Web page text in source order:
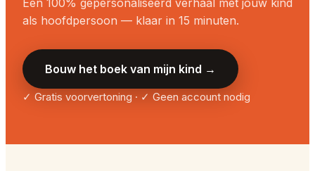
Een 100% gepersonaliseerd verhaal met jouw kind
als hoofdpersoon — klaar in 15 minuten.
Bouw het boek van mijn kind →
✓ Gratis voorvertoning · ✓ Geen account nodig